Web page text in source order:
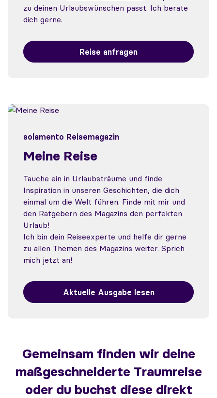
zu deinen Urlaubswünschen passt. Ich berate
dich gerne.
Reise anfragen
solamento Reisemagazin
Meine Reise
Tauche ein in Urlaubsträume und finde
Inspiration in unseren Geschichten, die dich
einmal um die Welt führen. Finde mit mir und
den Ratgebern des Magazins den perfekten
Urlaub!
Ich bin dein Reiseexperte und helfe dir gerne
zu allen Themen des Magazins weiter. Sprich
mich jetzt an!
Aktuelle Ausgabe lesen
Gemeinsam finden wir deine
maßgeschneiderte Traumreise
oder du buchst diese direkt